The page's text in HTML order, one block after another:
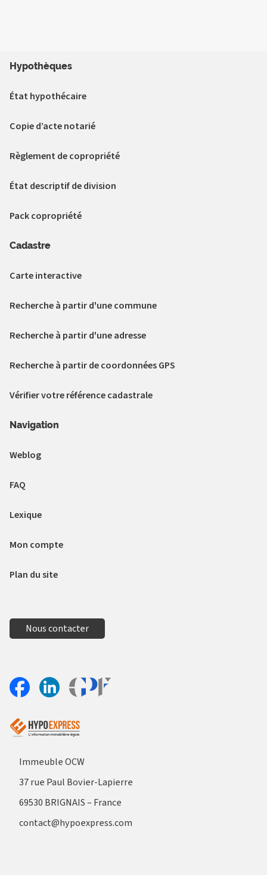
Hypothèques
État hypothécaire
Copie d’acte notarié
Règlement de copropriété
État descriptif de division
Pack copropriété
Cadastre
Carte interactive
Recherche à partir d'une commune
Recherche à partir d'une adresse
Recherche à partir de coordonnées GPS
Vérifier votre référence cadastrale
Navigation
Weblog
FAQ
Lexique
Mon compte
Plan du site
Nous contacter
Immeuble OCW
37 rue Paul Bovier-Lapierre
69530 BRIGNAIS – France
contact@hypoexpress.com